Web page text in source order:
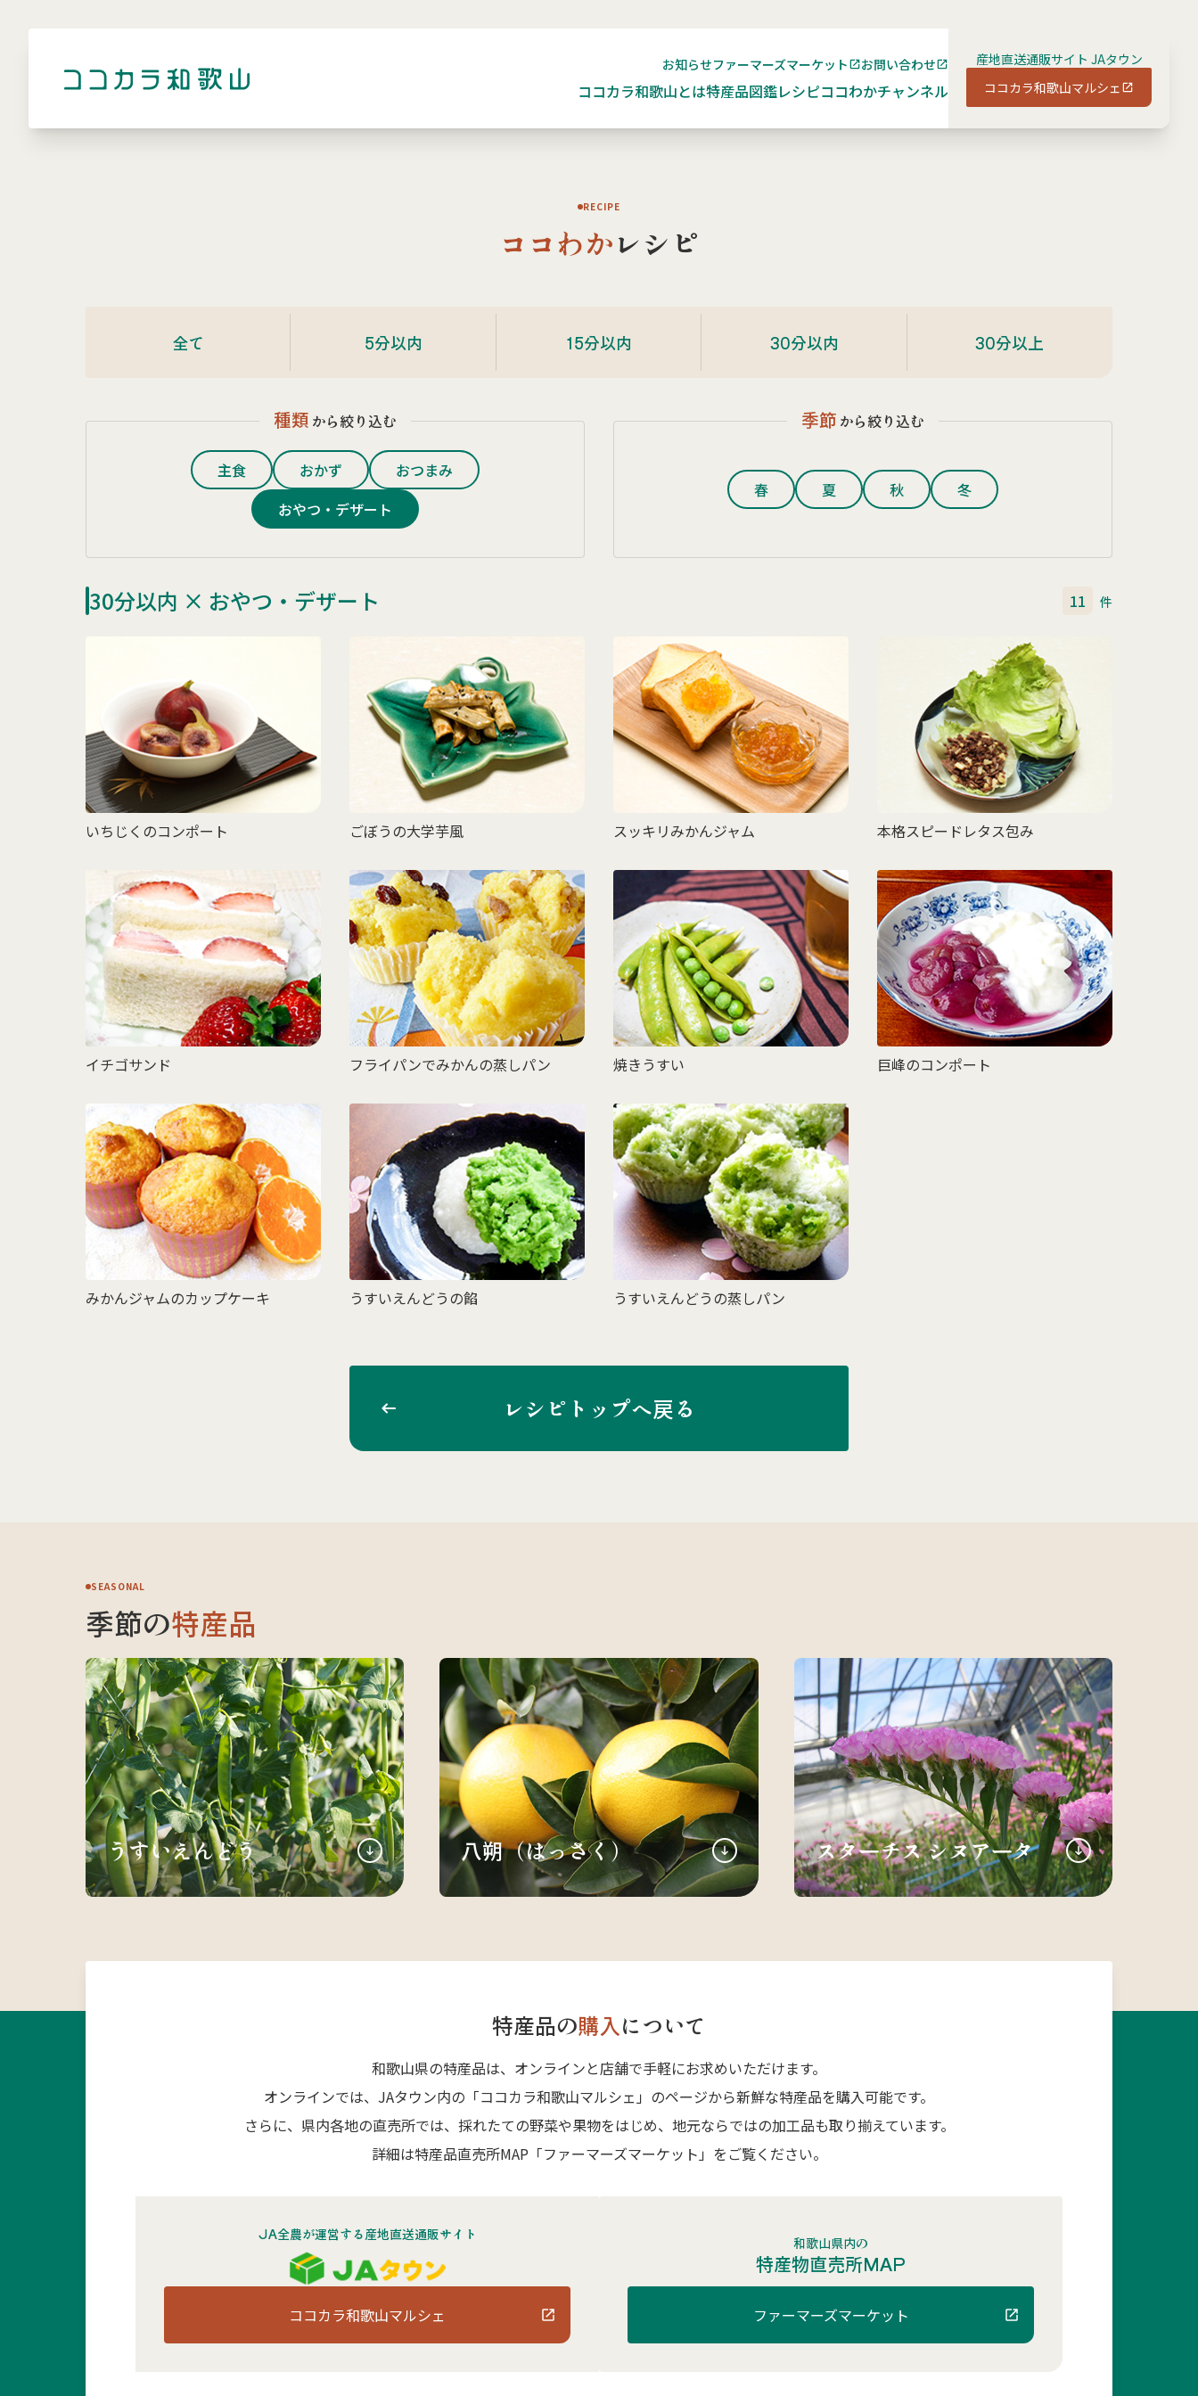
お知らせファーマーズマーケット お問い合わせ
ココカラ和歌山とは特産品図鑑レシピココわかチャンネル
産地直送通販サイト JAタウン
ココカラ和歌山マルシェ
RECIPE
ココわかレシピ
全て 5分以内 15分以内 30分以内 30分以上
種類 から絞り込む
主食 おかず
おつまみ
おやつ・デザート
季節 から絞り込む
春 夏 秋 冬
30分以内 × おやつ・デザート 11 件
いちじくのコンポート ごぼうの大学芋風 スッキリみかんジャム 本格スピードレタス包み
イチゴサンド フライパンでみかんの蒸しパン 焼きうすい 巨峰のコンポート
みかんジャムのカップケーキ うすいえんどうの餡 うすいえんどうの蒸しパン
レシピトップへ戻る
SEASONAL
季節の特産品
うすいえんどう 八朔（はっさく） スターチス シヌアータ
特産品の購入について
和歌山県の特産品は、オンラインと店舗で手軽にお求めいただけます。
オンラインでは、JAタウン内の「ココカラ和歌山マルシェ」のページから新鮮な特産品を購入可能です。
さらに、県内各地の直売所では、採れたての野菜や果物をはじめ、地元ならではの加工品も取り揃えています。
詳細は特産品直売所MAP「ファーマーズマーケット」をご覧ください。
JA全農が運営する産地直送通販サイト
ココカラ和歌山マルシェ
和歌山県内の
特産物直売所MAP
ファーマーズマーケット